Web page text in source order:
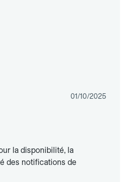
01/10/2025
la disponibilité, la
des notifications de